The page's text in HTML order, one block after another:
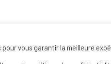
pour vous garantir la meilleure